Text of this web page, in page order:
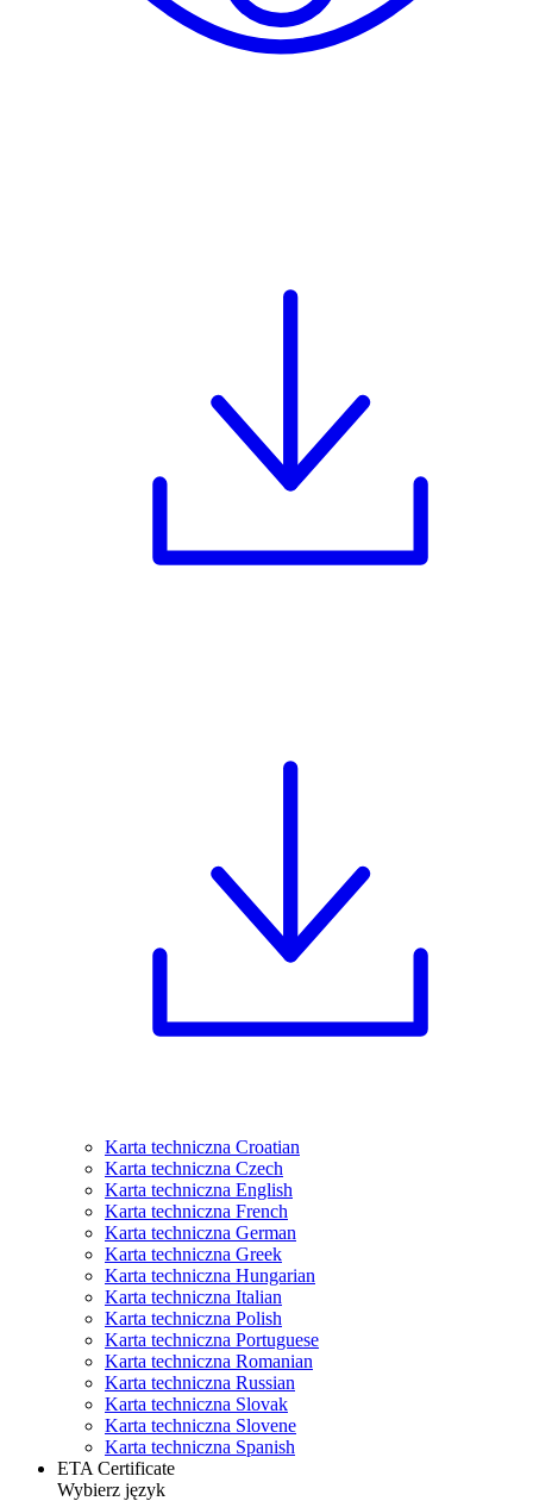
Karta techniczna Croatian
Karta techniczna Czech
Karta techniczna English
Karta techniczna French
Karta techniczna German
Karta techniczna Greek
Karta techniczna Hungarian
Karta techniczna Italian
Karta techniczna Polish
Karta techniczna Portuguese
Karta techniczna Romanian
Karta techniczna Russian
Karta techniczna Slovak
Karta techniczna Slovene
Karta techniczna Spanish
ETA Certificate
Wybierz język